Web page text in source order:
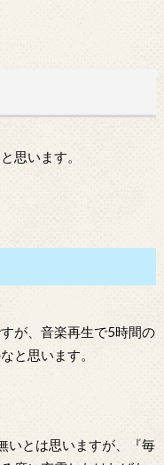
思います。
が、音楽再生で5時間の
と思います。
いとは思いますが、『毎